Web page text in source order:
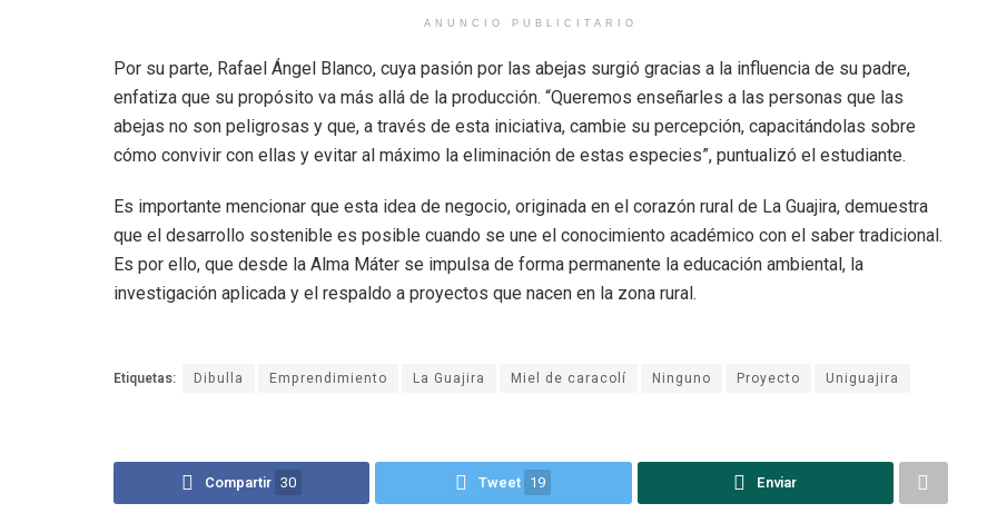
ANUNCIO PUBLICITARIO
Por su parte, Rafael Ángel Blanco, cuya pasión por las abejas surgió gracias a la influencia de su padre,
enfatiza que su propósito va más allá de la producción. “Queremos enseñarles a las personas que las
abejas no son peligrosas y que, a través de esta iniciativa, cambie su percepción, capacitándolas sobre
cómo convivir con ellas y evitar al máximo la eliminación de estas especies”, puntualizó el estudiante.
Es importante mencionar que esta idea de negocio, originada en el corazón rural de La Guajira, demuestra
que el desarrollo sostenible es posible cuando se une el conocimiento académico con el saber tradicional.
Es por ello, que desde la Alma Máter se impulsa de forma permanente la educación ambiental, la
investigación aplicada y el respaldo a proyectos que nacen en la zona rural.
Etiquetas: Dibulla Emprendimiento La Guajira Miel de caracolí Ninguno Proyecto Uniguajira
Compartir 30 Tweet 19 Enviar